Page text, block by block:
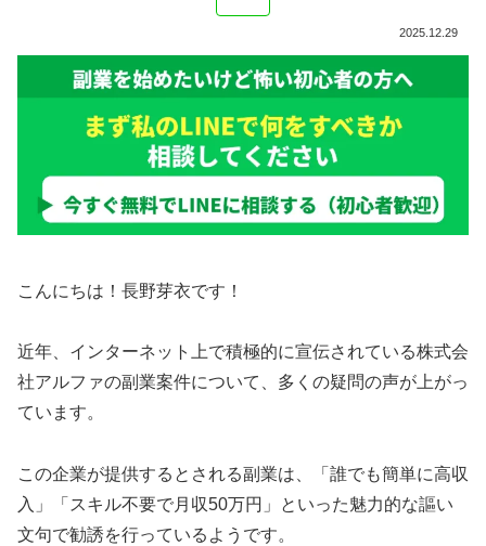
2025.12.29
こんにちは！長野芽衣です！
近年、インターネット上で積極的に宣伝されている株式会
社アルファの副業案件について、多くの疑問の声が上がっ
ています。
この企業が提供するとされる副業は、「誰でも簡単に高収
入」「スキル不要で月収50万円」といった魅力的な謳い
文句で勧誘を行っているようです。